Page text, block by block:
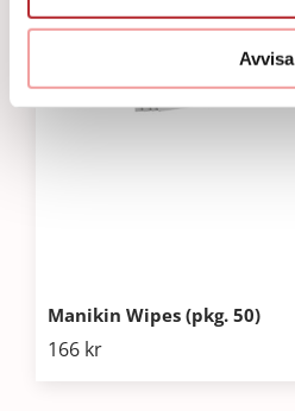
Avvisa
Manikin Wipes (pkg. 50)
166 kr